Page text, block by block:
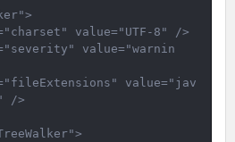
value="UTF-8" />
value="warnin
value="jav
/>